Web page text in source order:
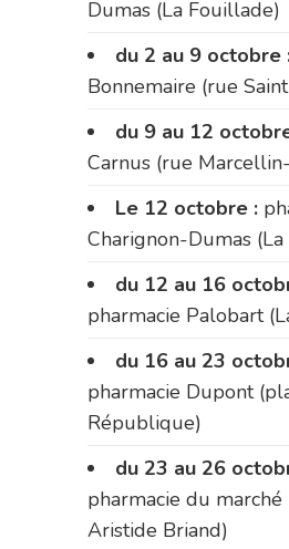
Dumas (La Fouillade)
du 2 au 9 octobre
Bonnemaire (rue
du 9 au 12
Carnus (rue
Le 12 octobre :
Charignon-Dumas
du 12 au 16
pharmacie Palobart
du 16 au 23
pharmacie Dupont
République)
du 23 au 26
pharmacie du
Aristide Briand)